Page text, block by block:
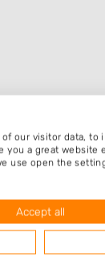
Vredeveld
our visitor data, to
you a great website
use open the
Accept all